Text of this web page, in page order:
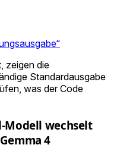
zeigen die
Standardausgabe
was der Code
Modell wechselt
4